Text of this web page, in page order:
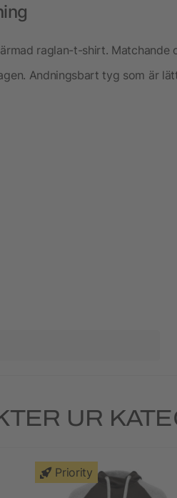
raglan-t-shirt.
Andningsbart tyg som är
UR
Priority